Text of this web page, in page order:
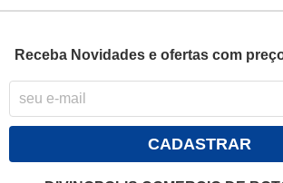
Receba Novidades e ofertas com
CADASTRAR